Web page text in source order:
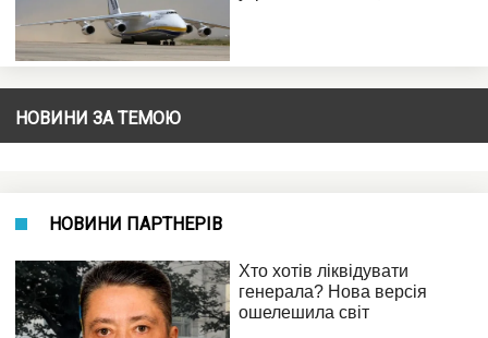
НОВИНИ ЗА ТЕМОЮ
НОВИНИ ПАРТНЕРІВ